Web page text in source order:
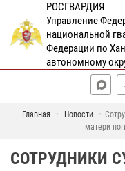
РОСГВАРДИЯ
Управление
национальной
Федерации по
автономному
Главная Новости
матери
СОТРУДНИКИ